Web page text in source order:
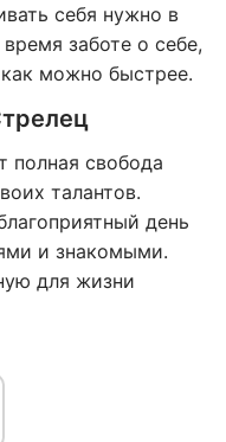
себя нужно в
заботе о себе,
можно быстрее.
полная свобода
талантов.
день
и знакомыми.
для жизни